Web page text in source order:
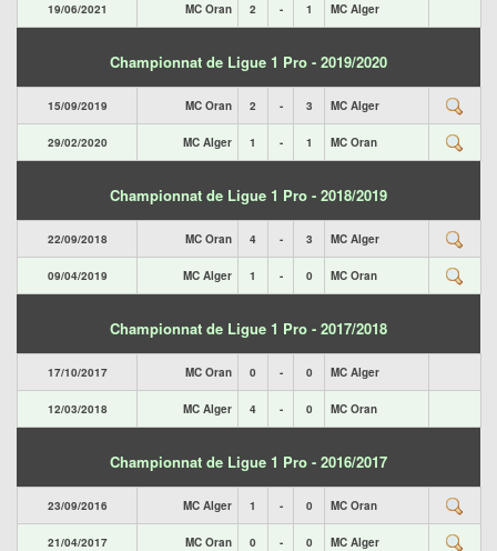
19/06/2021 MC Oran 2 - 1 MC Alger
Championnat de Ligue 1 Pro - 2019/2020
15/09/2019 MC Oran 2 - 3 MC Alger
29/02/2020 MC Alger 1 - 1 MC Oran
Championnat de Ligue 1 Pro - 2018/2019
22/09/2018 MC Oran 4 - 3 MC Alger
09/04/2019 MC Alger 1 - 0 MC Oran
Championnat de Ligue 1 Pro - 2017/2018
17/10/2017 MC Oran 0 - 0 MC Alger
12/03/2018 MC Alger 4 - 0 MC Oran
Championnat de Ligue 1 Pro - 2016/2017
23/09/2016 MC Alger 1 - 0 MC Oran
21/04/2017 MC Oran 0 - 0 MC Alger